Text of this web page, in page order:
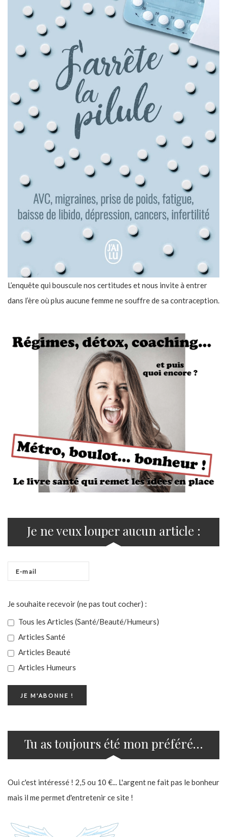
L’enquête qui bouscule nos certitudes et nous invite à entrer
dans l’ère où plus aucune femme ne souffre de sa contraception.
Je ne veux louper aucun article :
Je souhaite recevoir (ne pas tout cocher) :
Tous les Articles (Santé/Beauté/Humeurs)
Articles Santé
Articles Beauté
Articles Humeurs
Tu as toujours été mon préféré…
Oui c'est intéressé ! 2,5 ou 10 €... L'argent ne fait pas le bonheur
mais il me permet d'entretenir ce site !